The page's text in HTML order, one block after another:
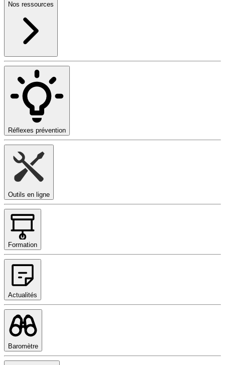
Nos ressources
Réflexes prévention
Outils en ligne
Formation
Actualités
Baromètre